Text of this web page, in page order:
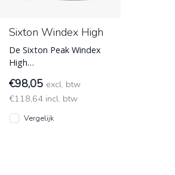
Sixton Windex High
De Sixton Peak Windex
High
is vervaardigd van
zwart/wit volnerfleer en
beschi
€98,05 excl. btw
€118,64 incl. btw
Vergelijk